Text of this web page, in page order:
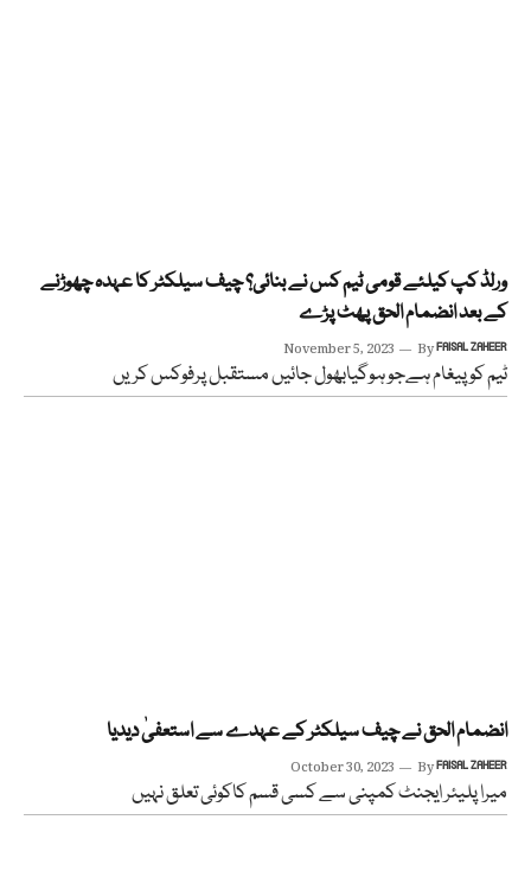
ورلڈ کپ کیلئے قومی ٹیم کس نے بنائی؟ چیف سیلکٹر کا عہدہ چھوڑنے
کے بعد انضمام الحق پھٹ پڑے
November 5, 2023 ByFAISAL ZAHEER
ٹیم کو پیغام ہےجو ہوگیابھول جائیں مستقبل پرفوکس کریں
انضمام الحق نے چیف سیلکٹر کے عہدے سے استعفیٰ دیدیا
October 30, 2023 ByFAISAL ZAHEER
میرا پلیئر ایجنٹ کمپنی سے کسی قسم کاکوئی تعلق نہیں